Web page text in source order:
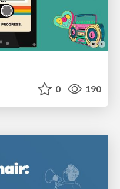
0 190